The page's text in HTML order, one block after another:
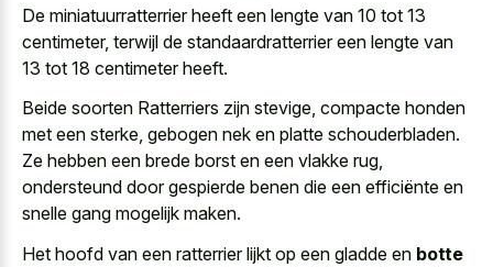
De miniatuurratterrier heeft een lengte van 10 tot 13
centimeter, terwijl de standaardratterrier een lengte van
13 tot 18 centimeter heeft.
Beide soorten Ratterriers zijn stevige, compacte honden
met een sterke, gebogen nek en platte schouderbladen.
Ze hebben een brede borst en een vlakke rug,
ondersteund door gespierde benen die een efficiënte en
snelle gang mogelijk maken.
Het hoofd van een ratterrier lijkt op een gladde en botte